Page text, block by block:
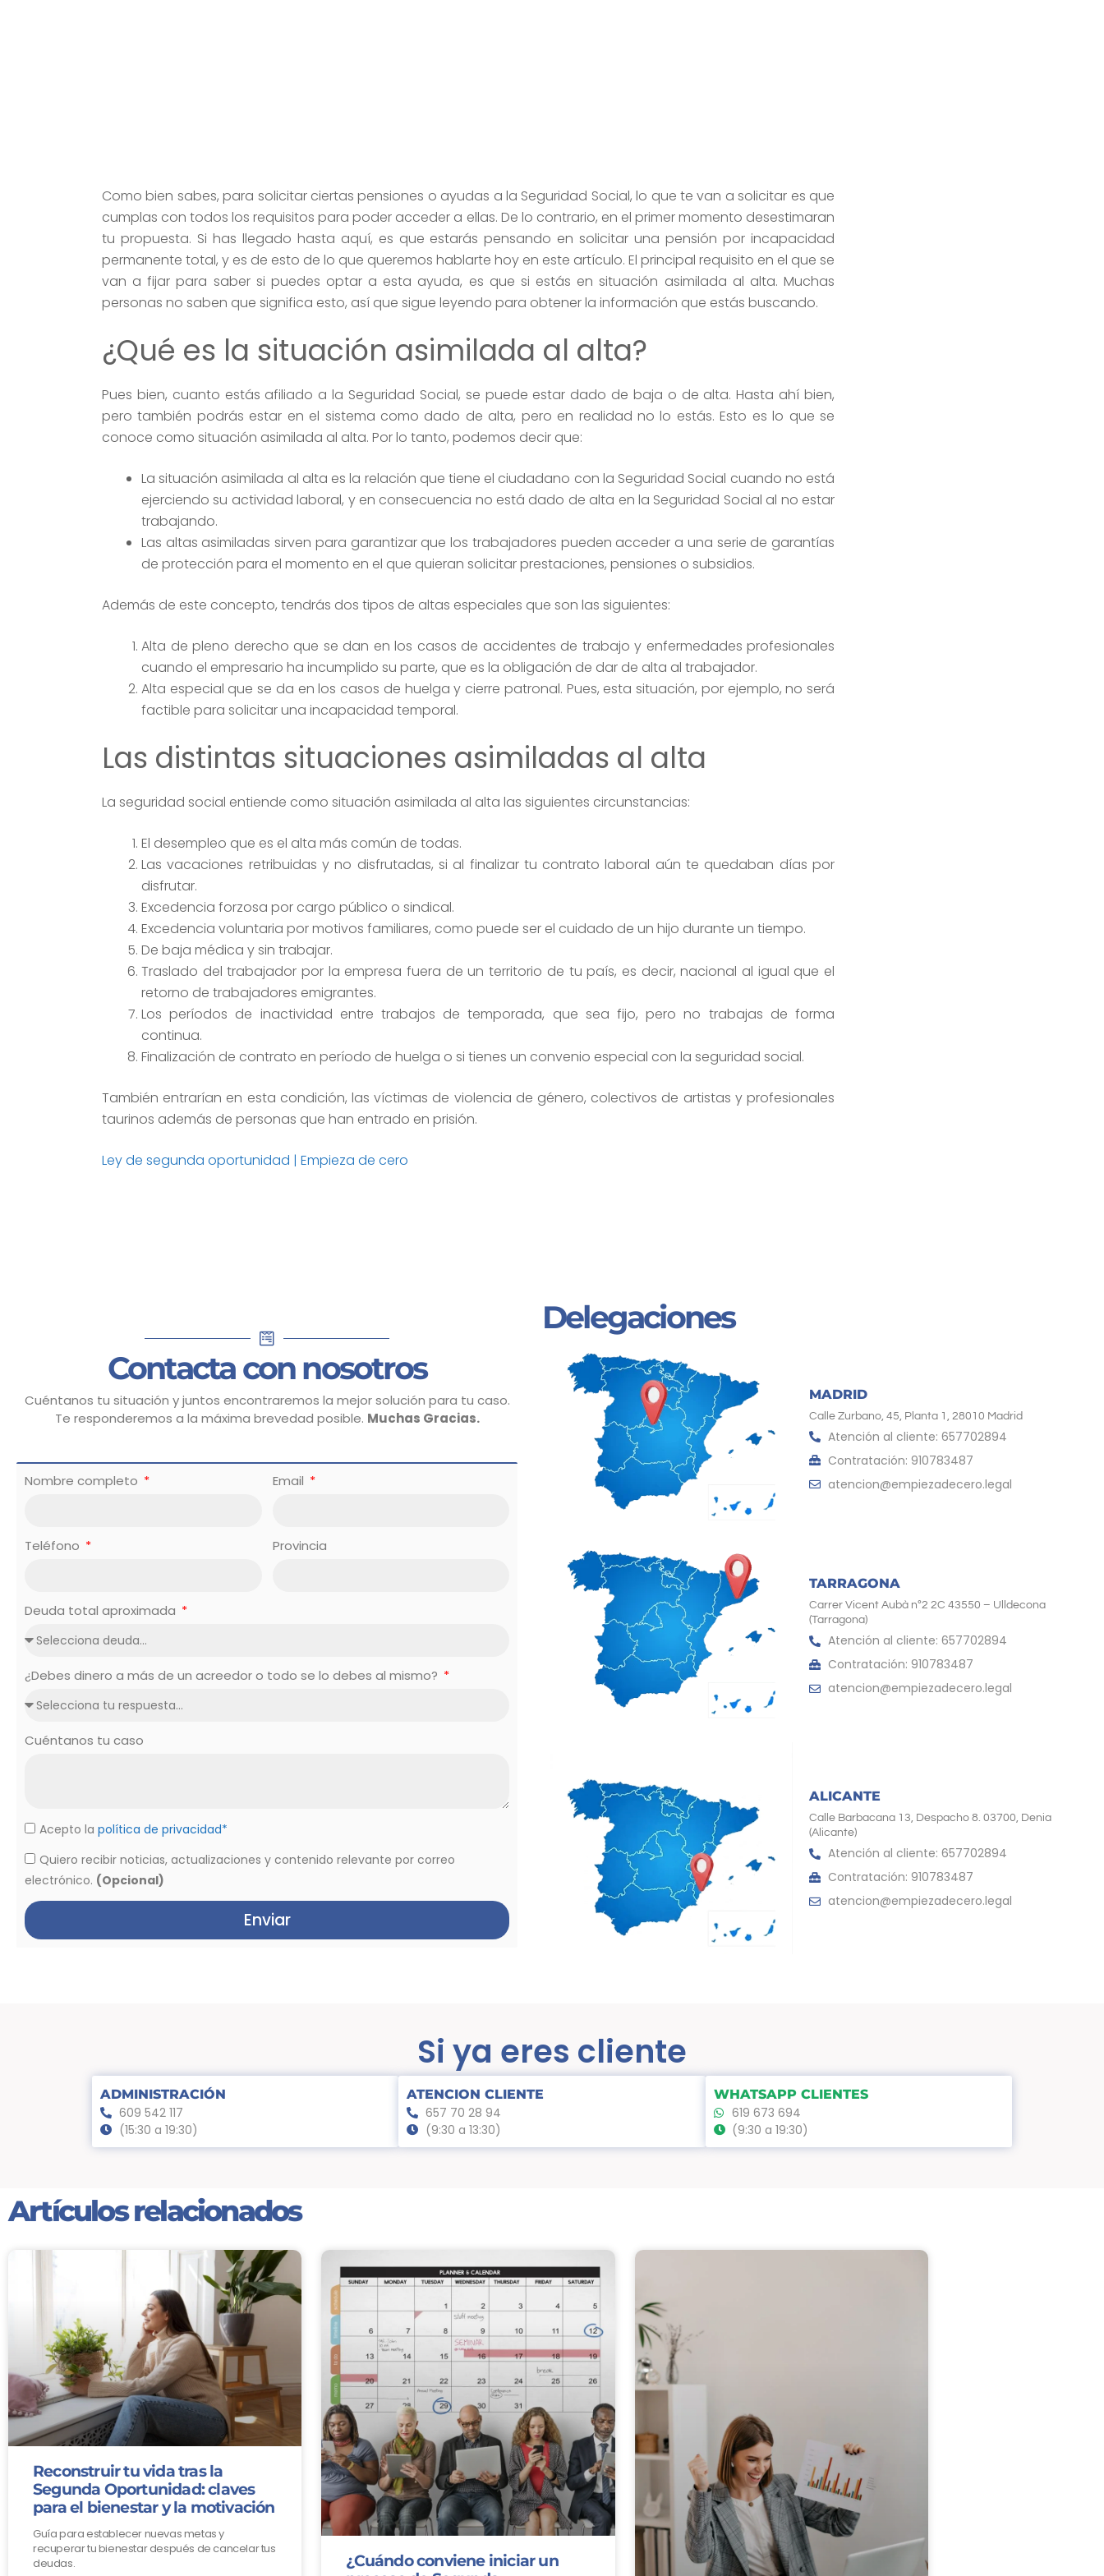
Como bien sabes, para solicitar ciertas pensiones o ayudas a la Seguridad Social, lo que te van a solicitar es que
cumplas con todos los requisitos para poder acceder a ellas. De lo contrario, en el primer momento desestimaran
tu propuesta. Si has llegado hasta aquí, es que estarás pensando en solicitar una pensión por incapacidad
permanente total, y es de esto de lo que queremos hablarte hoy en este artículo. El principal requisito en el que se
van a fijar para saber si puedes optar a esta ayuda, es que si estás en situación asimilada al alta. Muchas
personas no saben que significa esto, así que sigue leyendo para obtener la información que estás buscando.
¿Qué es la situación asimilada al alta?
Pues bien, cuanto estás afiliado a la Seguridad Social, se puede estar dado de baja o de alta. Hasta ahí bien,
pero también podrás estar en el sistema como dado de alta, pero en realidad no lo estás. Esto es lo que se
conoce como situación asimilada al alta. Por lo tanto, podemos decir que:
La situación asimilada al alta es la relación que tiene el ciudadano con la Seguridad Social cuando no está
ejerciendo su actividad laboral, y en consecuencia no está dado de alta en la Seguridad Social al no estar
trabajando.
Las altas asimiladas sirven para garantizar que los trabajadores pueden acceder a una serie de garantías
de protección para el momento en el que quieran solicitar prestaciones, pensiones o subsidios.
Además de este concepto, tendrás dos tipos de altas especiales que son las siguientes:
Alta de pleno derecho que se dan en los casos de accidentes de trabajo y enfermedades profesionales
cuando el empresario ha incumplido su parte, que es la obligación de dar de alta al trabajador.
Alta especial que se da en los casos de huelga y cierre patronal. Pues, esta situación, por ejemplo, no será
factible para solicitar una incapacidad temporal.
Las distintas situaciones asimiladas al alta
La seguridad social entiende como situación asimilada al alta las siguientes circunstancias:
El desempleo que es el alta más común de todas.
Las vacaciones retribuidas y no disfrutadas, si al finalizar tu contrato laboral aún te quedaban días por
disfrutar.
Excedencia forzosa por cargo público o sindical.
Excedencia voluntaria por motivos familiares, como puede ser el cuidado de un hijo durante un tiempo.
De baja médica y sin trabajar.
Traslado del trabajador por la empresa fuera de un territorio de tu país, es decir, nacional al igual que el
retorno de trabajadores emigrantes.
Los períodos de inactividad entre trabajos de temporada, que sea fijo, pero no trabajas de forma
continua.
Finalización de contrato en período de huelga o si tienes un convenio especial con la seguridad social.
También entrarían en esta condición, las víctimas de violencia de género, colectivos de artistas y profesionales
taurinos además de personas que han entrado en prisión.
Ley de segunda oportunidad | Empieza de cero
Contacta con nosotros
Cuéntanos tu situación y juntos encontraremos la mejor solución para tu caso.
Te responderemos a la máxima brevedad posible. Muchas Gracias.
Nombre completo Email
Teléfono Provincia
Deuda total aproximada
¿Debes dinero a más de un acreedor o todo se lo debes al mismo?
Cuéntanos tu caso
Acepto la política de privacidad*
Quiero recibir noticias, actualizaciones y contenido relevante por correo
electrónico. (Opcional)
Enviar
Delegaciones
MADRID
Calle Zurbano, 45, Planta 1, 28010 Madrid
Atención al cliente: 657702894
Contratación: 910783487
atencion@empiezadecero.legal
TARRAGONA
Carrer Vicent Aubà nº2 2C 43550 – Ulldecona
(Tarragona)
Atención al cliente: 657702894
Contratación: 910783487
atencion@empiezadecero.legal
ALICANTE
Calle Barbacana 13, Despacho 8. 03700, Denia
(Alicante)
Atención al cliente: 657702894
Contratación: 910783487
atencion@empiezadecero.legal
Si ya eres cliente
ADMINISTRACIÓN
609 542 117
(15:30 a 19:30)
ATENCION CLIENTE
657 70 28 94
(9:30 a 13:30)
WHATSAPP CLIENTES
619 673 694
(9:30 a 19:30)
Artículos relacionados
Reconstruir tu vida tras la
Segunda Oportunidad: claves
para el bienestar y la motivación
Guía para establecer nuevas metas y
recuperar tu bienestar después de cancelar tus
deudas.
¿Cuándo conviene iniciar un